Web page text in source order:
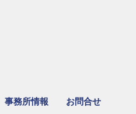
事務所情報 お問合せ